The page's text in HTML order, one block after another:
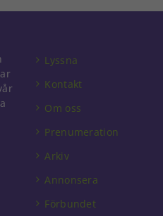
Lyssna
Kontakt
Om oss
Prenumeration
Arkiv
Annonsera
Förbundet